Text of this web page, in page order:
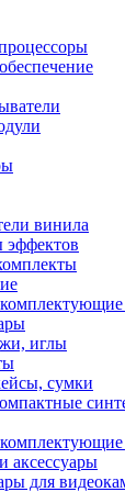
винила
эффектов
иглы
сумки
аксессуары
для